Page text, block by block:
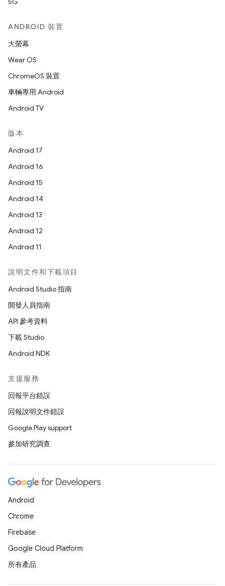
ANDROID 裝置
大螢幕
Wear OS
ChromeOS 裝置
車輛專用 Android
Android TV
版本
Android 17
Android 16
Android 15
Android 14
Android 13
Android 12
Android 11
說明文件和下載項目
Android Studio 指南
開發人員指南
API 參考資料
下載 Studio
Android NDK
支援服務
回報平台錯誤
回報說明文件錯誤
Google Play support
參加研究調查
Android
Chrome
Firebase
Google Cloud Platform
所有產品